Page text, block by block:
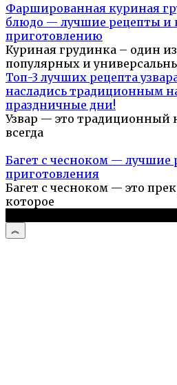
Фаршированная куриная
блюдо — лучшие рецепты и
приготовлению
Куриная грудинка – один
популярных и
Топ-3 лучших рецепта
насладись традиционным
праздничные дни!
Узвар — это традиционный
всегда
Багет с чесноком — лучшие
приготовления
Багет с чесноком — это
которое